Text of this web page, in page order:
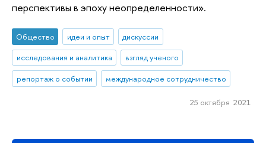
перспективы в эпоху неопределенности».
Общество идеи и опыт
дискуссии
исследования и аналитика
взгляд ученого
репортаж о событии
международное сотрудничество
25 октября 2021